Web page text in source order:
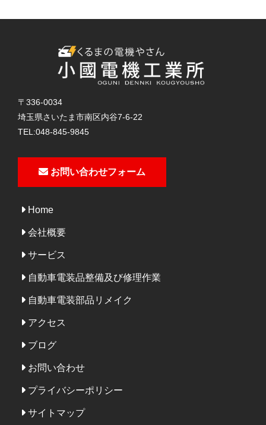
〒336-0034
埼玉県さいたま市南区内谷7-6-22
TEL:048-845-9845
お問い合わせフォーム
Home
会社概要
サービス
自動車電装品整備及び修理作業
自動車電装部品リメイク
アクセス
ブログ
お問い合わせ
プライバシーポリシー
サイトマップ